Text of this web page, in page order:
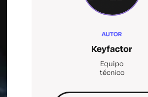
AUTOR
Keyfactor
Equipo
técnico